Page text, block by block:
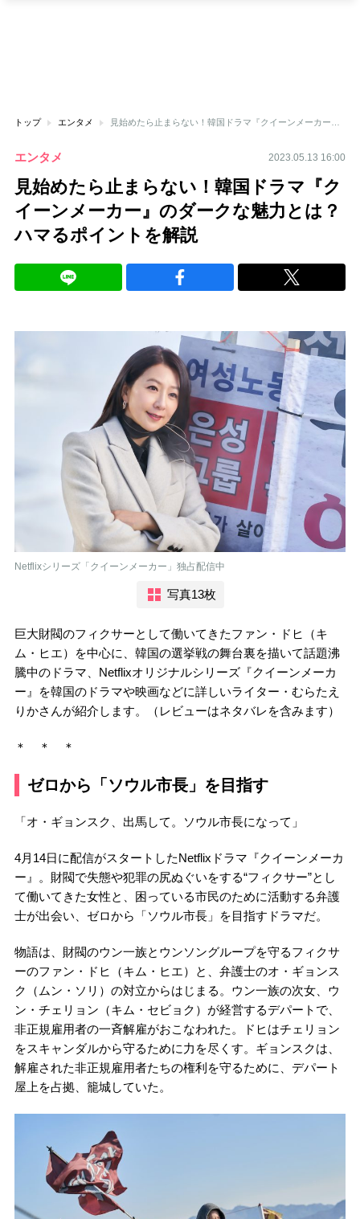
トップ エンタメ
エンタメ 2023.05.13 16:00
見始めたら止まらない！韓国ドラマ『ク
イーンメーカー』のダークな魅力とは？
ハマるポイントを解説
Netflixシリーズ「クイーンメーカー」独占配信中
写真13枚
巨大財閥のフィクサーとして働いてきたファン・ドヒ（キ
ム・ヒエ）を中心に、韓国の選挙戦の舞台裏を描いて話題沸
騰中のドラマ、Netflixオリジナルシリーズ『クイーンメーカ
ー』を韓国のドラマや映画などに詳しいライター・むらたえ
りかさんが紹介します。（レビューはネタバレを含みます）
＊ ＊ ＊
ゼロから「ソウル市長」を目指す
「オ・ギョンスク、出馬して。ソウル市長になって」
4月14日に配信がスタートしたNetflixドラマ『クイーンメーカ
ー』。財閥で失態や犯罪の尻ぬぐいをする“フィクサー”とし
て働いてきた女性と、困っている市民のために活動する弁護
士が出会い、ゼロから「ソウル市長」を目指すドラマだ。
物語は、財閥のウン一族とウンソングループを守るフィクサ
ーのファン・ドヒ（キム・ヒエ）と、弁護士のオ・ギョンス
ク（ムン・ソリ）の対立からはじまる。ウン一族の次女、ウ
ン・チェリョン（キム・セビョク）が経営するデパートで、
非正規雇用者の一斉解雇がおこなわれた。ドヒはチェリョン
をスキャンダルから守るために力を尽くす。ギョンスクは、
解雇された非正規雇用者たちの権利を守るために、デパート
屋上を占拠、籠城していた。